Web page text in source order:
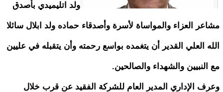
ولد اتليميدي بأصدق
مشاعر العزاء والمواساة لأسرة وأصدقاء حماده ولد ابلال سائلا
الله العلي القدير أن يتغمده بواسع رحمته وأن يتقبله في عليين
مع النبيين والشهداء والصالحين.
وعرف الإداري المدير العام للشركة الفقيد عن قرب خلال